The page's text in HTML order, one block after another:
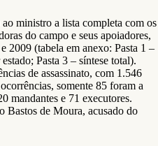
ministro a lista completa com os
do campo e seus apoiadores,
2009 (tabela em anexo: Pasta 1 –
Pasta 3 – síntese total).
de assassinato, com 1.546
somente 85 foram a
mandantes e 71 executores.
Bastos de Moura, acusado do